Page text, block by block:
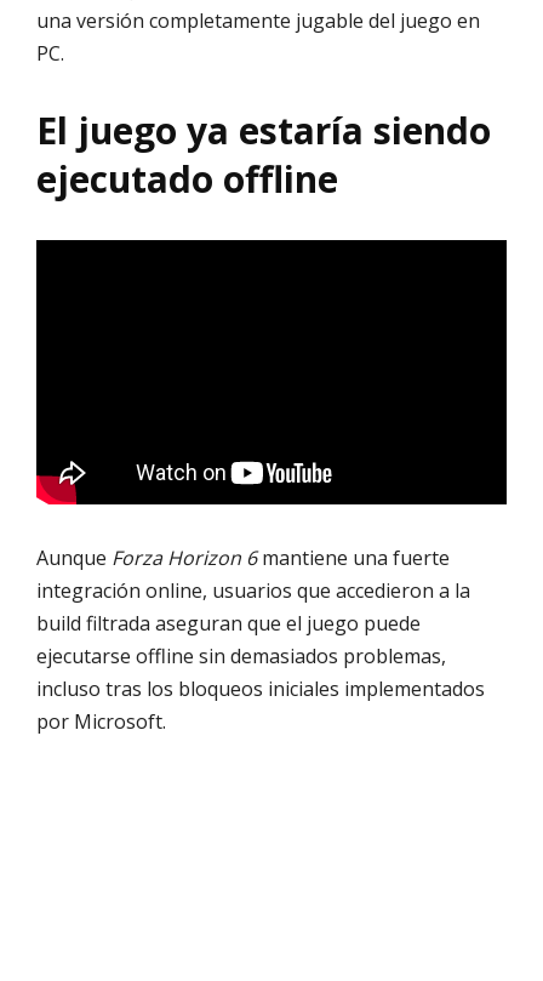
una versión completamente jugable del juego en
PC.
El juego ya estaría siendo
ejecutado offline
Aunque Forza Horizon 6mantiene una fuerte
integración online, usuarios que accedieron a la
build filtrada aseguran que el juego puede
ejecutarse offline sin demasiados problemas,
incluso tras los bloqueos iniciales implementados
por Microsoft.